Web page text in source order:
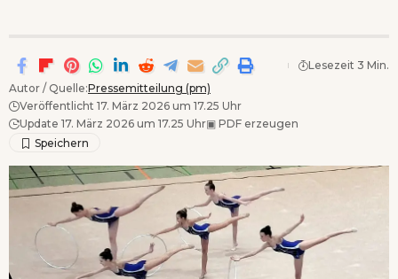
Autor / Quelle:Pressemitteilung (pm)
Veröffentlicht 17. März 2026 um 17.25 Uhr
Update 17. März 2026 um 17.25 Uhr▣ PDF erzeugen
Lesezeit 3 Min.